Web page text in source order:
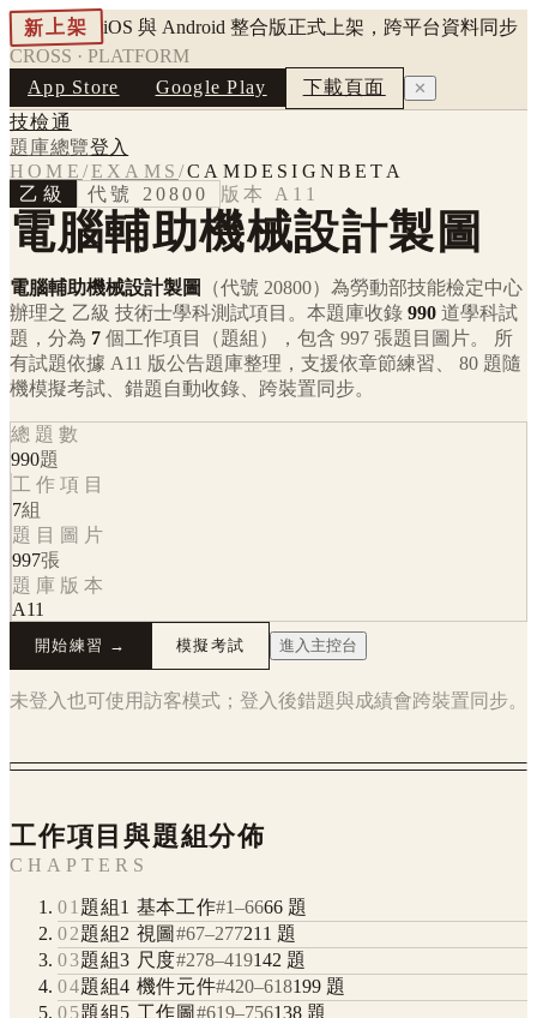
新上架
iOS 與 Android 整合版正式上架，跨平台資料同步
CROSS · PLATFORM
App Store
Google Play 下載頁面 ✕
技檢通
題庫總覽登入
HOME /EXAMS/CAMDESIGNBETA
乙級
代號 20800 版本 A11
電腦輔助機械設計製圖
電腦輔助機械設計製圖 （代號 20800） 為勞動部技能檢定中心
辦理之 乙級 技術士學科測試項目。本題庫收錄 990 道學科試
題，分為 7 個工作項目（題組），包含 997 張題目圖片。 所
有試題依據 A11 版公告題庫整理，支援依章節練習、 80 題隨
機模擬考試、錯題自動收錄、跨裝置同步。
總題數
990題
工作項目
7組
題目圖片
997張
題庫版本
A11
開始練習 → 模擬考試 進入主控台
未登入也可使用訪客模式；登入後錯題與成績會跨裝置同步。
工作項目與題組分佈
CHAPTERS
01 題組1 基本工作#1–6666 題
02題組2 視圖#67–277211 題
03題組3 尺度#278–419142 題
04題組4 機件元件#420–618199 題
05題組5 工作圖 #619–756138題